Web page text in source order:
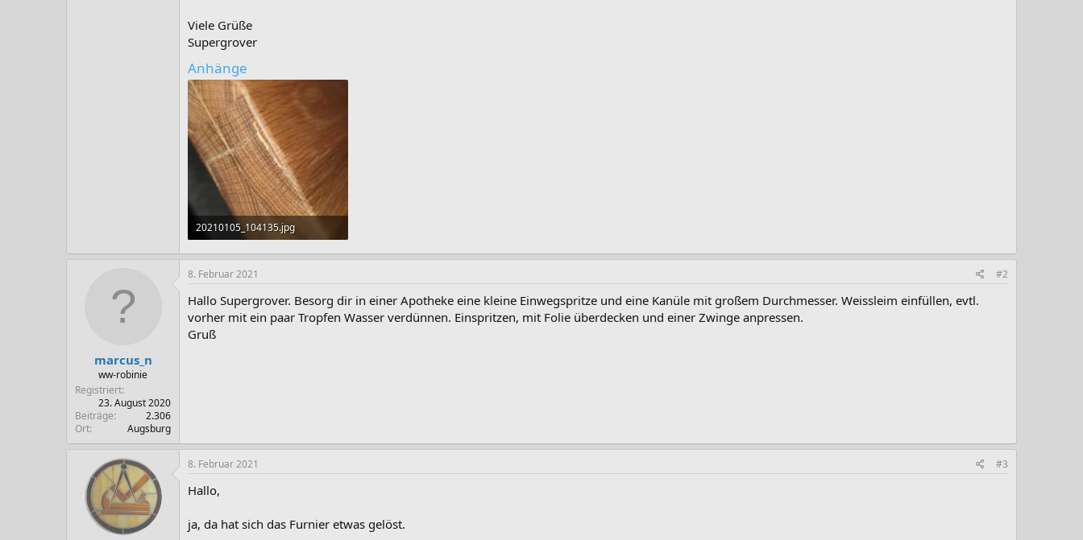
Viele Grüße
Supergrover
Anhänge
20210105_104135.jpg
135,1 KB · Aufrufe: 111
marcus_n
ww-robinie
Registriert
23. August 2020
Beiträge
2.306
Ort
Augsburg
8. Februar 2021 #2
Hallo Supergrover. Besorg dir in einer Apotheke eine kleine Einwegspritze und eine Kanüle mit großem Durchmesser. Weissleim einfüllen, evtl.
vorher mit ein paar Tropfen Wasser verdünnen. Einspritzen, mit Folie überdecken und einer Zwinge anpressen.
Gruß
8. Februar 2021 #3
Hallo,
ja, da hat sich das Furnier etwas gelöst.